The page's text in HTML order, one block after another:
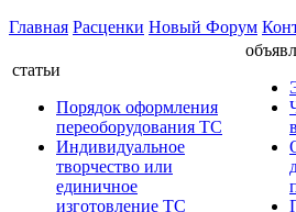
Главная Расценки Новый Форум
статьи
Порядок оформления
переоборудования ТС
Индивидуальное
творчество или
единичное
изготовление ТС